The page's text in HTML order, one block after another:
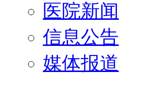
医院新闻
信息公告
媒体报道